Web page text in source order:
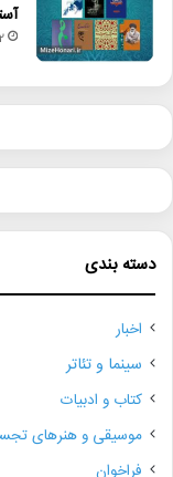
2 هفته پیش
دسته بندی
اخبار
سینما و تئاتر
کتاب و ادبیات
موسیقی و هنرهای
فراخوان